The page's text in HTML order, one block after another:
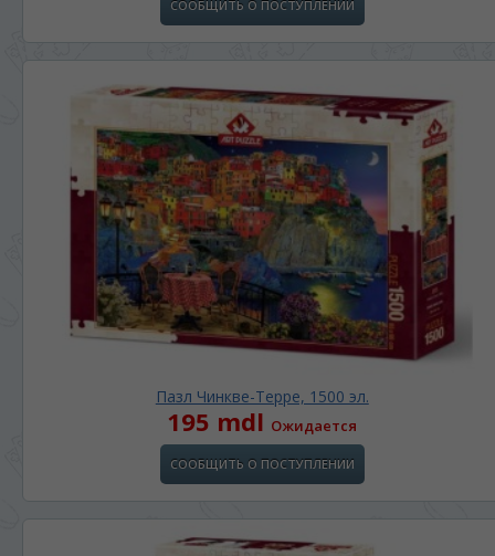
СООБЩИТЬ О ПОСТУПЛЕНИИ
Пазл Чинкве-Терре, 1500 эл.
195 mdl Ожидается
СООБЩИТЬ О ПОСТУПЛЕНИИ